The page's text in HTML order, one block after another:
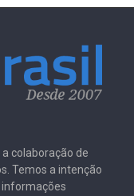
colaboração de
Temos a intenção
informações